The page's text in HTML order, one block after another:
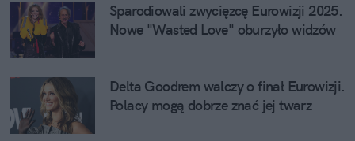
Sparodiowali zwycięzcę Eurowizji 2025.
Nowe "Wasted Love" oburzyło widzów
Delta Goodrem walczy o finał Eurowizji.
Polacy mogą dobrze znać jej twarz